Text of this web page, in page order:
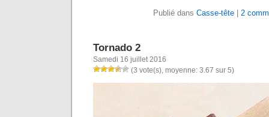
Publié dans Casse-tête 2
Tornado 2
Samedi 16 juillet 2016
(3 vote(s), moyenne: 3.67 sur 5)